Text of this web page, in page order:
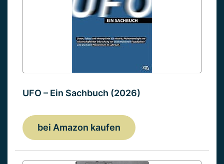
UFO – Ein Sachbuch (2026)
bei Amazon kaufen